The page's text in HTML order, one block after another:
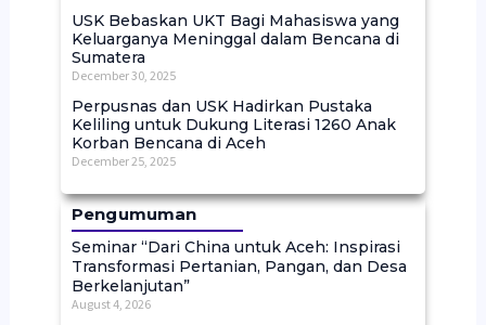
USK Bebaskan UKT Bagi Mahasiswa yang
Keluarganya Meninggal dalam Bencana di
Sumatera
December 30, 2025
Perpusnas dan USK Hadirkan Pustaka
Keliling untuk Dukung Literasi 1260 Anak
Korban Bencana di Aceh
December 25, 2025
Pengumuman
Seminar “Dari China untuk Aceh: Inspirasi
Transformasi Pertanian, Pangan, dan Desa
Berkelanjutan”
August 4, 2026